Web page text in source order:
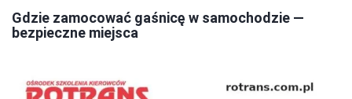
Gdzie zamocować gaśnicę w samochodzie —
bezpieczne miejsca